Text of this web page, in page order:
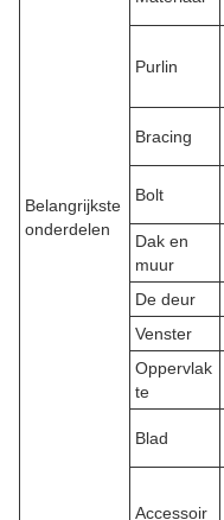
Belangrijkste
onderdelen
Purlin
Bracing
Bolt
Dak en
muur
De deur
Venster
Oppervlak
te
Blad
Accessoir